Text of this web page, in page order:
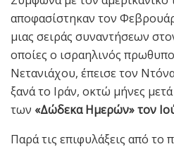
αποφασίστηκαν τον
μιας σειράς συναντήσεων
οποίες ο ισραηλινός
Νετανιάχου, έπεισε τον
ξανά το Ιράν, οκτώ μήνες
των «Δώδεκα Ημερών» τον
Παρά τις επιφυλάξεις από